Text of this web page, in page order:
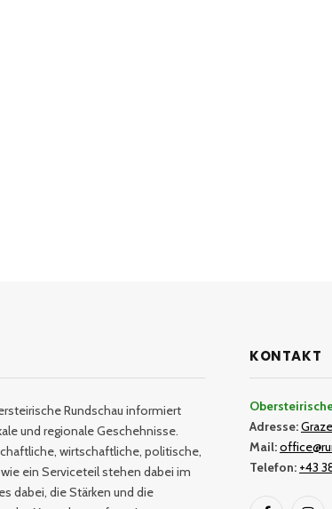
Rundschau informiert
und regionale Geschehnisse.
wirtschaftliche, politische,
ein Serviceteil stehen dabei im
dabei, die Stärken und die
KONTAKT
Adresse:
Mail:
Telefon: +43